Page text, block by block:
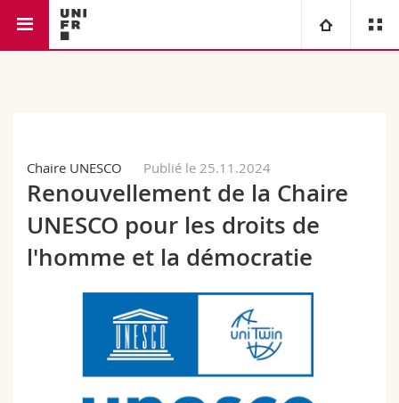
Campus
Recherche
Université
Formation continue
Théologie
Droit
Sciences économiques et sociales et management
Lettres et sciences humaines
Sciences de l'éducation et de la formation
Vous êtes
Futurs étudiants
Etudiants
Ressources
Annuaire du personnel
Plan d'accès
Bibliothèques
Chaire UNESCO Publié le 25.11.2024
Renouvellement de la Chaire
UNESCO pour les droits de
l'homme et la démocratie